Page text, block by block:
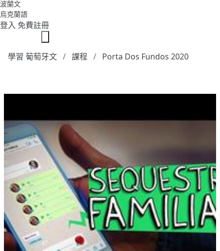
波蘭文
烏克蘭語
登入 免費註冊
學習 葡萄牙文 課程 Porta Dos Fundos 2020